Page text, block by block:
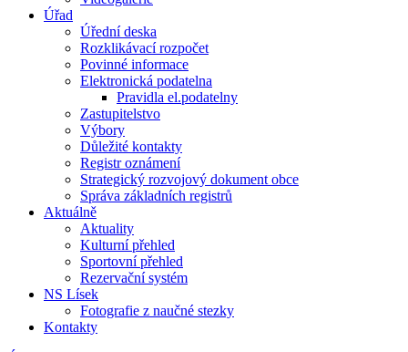
Úřad
Úřední deska
Rozklikávací rozpočet
Povinné informace
Elektronická podatelna
Pravidla el.podatelny
Zastupitelstvo
Výbory
Důležité kontakty
Registr oznámení
Strategický rozvojový dokument obce
Správa základních registrů
Aktuálně
Aktuality
Kulturní přehled
Sportovní přehled
Rezervační systém
NS Lísek
Fotografie z naučné stezky
Kontakty